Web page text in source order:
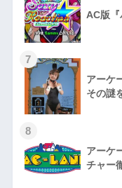
AC版『
7
アーケ
その謎
8
アーケ
チャー